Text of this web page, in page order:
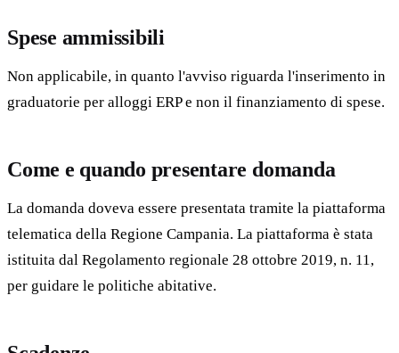
Spese ammissibili
Non applicabile, in quanto l'avviso riguarda l'inserimento in
graduatorie per alloggi ERP e non il finanziamento di spese.
Come e quando presentare domanda
La domanda doveva essere presentata tramite la piattaforma
telematica della Regione Campania. La piattaforma è stata
istituita dal Regolamento regionale 28 ottobre 2019, n. 11,
per guidare le politiche abitative.